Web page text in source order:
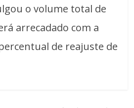
o volume total de
arrecadado com a
de reajuste de